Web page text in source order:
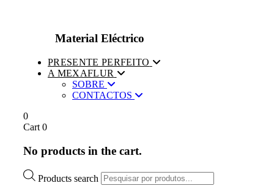
Material Eléctrico
PRESENTE PERFEITO
A MEXAFLUR
SOBRE
CONTACTOS
0
Cart 0
No products in the cart.
Products search